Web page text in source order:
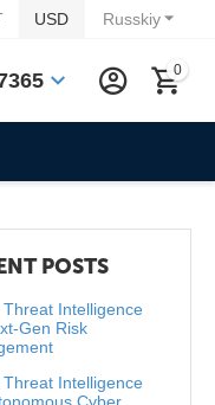
Russkiy
USD
0
POSTS
Intelligence
Gen Risk
Intelligence